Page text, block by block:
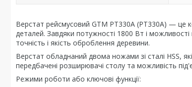
Верстат рейсмусовий GTM PT330A (PT330A) — це
деталей. Завдяки потужності 1800 Вт і
точність і якість оброблення деревини.
Верстат обладнаний двома ножами зі сталі HSS,
передбачені розширювачі столу та можливість
Режими роботи або ключові функції: